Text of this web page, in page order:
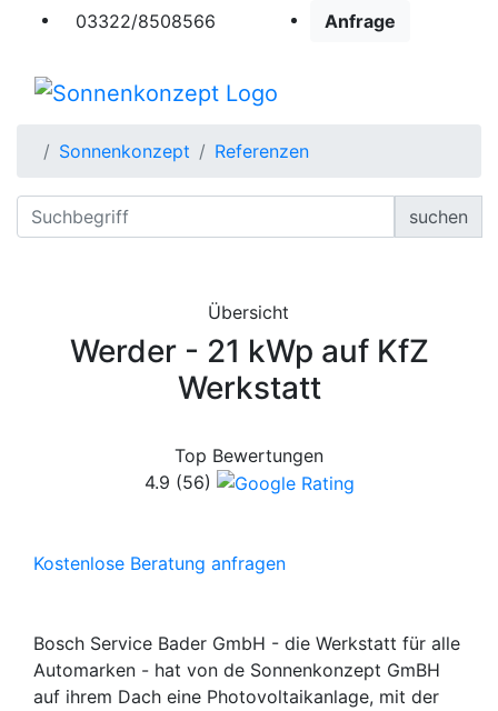
03322/8508566 Anfrage
Sonnenkonzept Referenzen
suchen
Übersicht
Werder - 21 kWp auf KfZ
Werkstatt
Top Bewertungen
4.9 (56)
Kostenlose Beratung anfragen
Bosch Service Bader GmbH - die Werkstatt für alle
Automarken - hat von de Sonnenkonzept GmBH
auf ihrem Dach eine Photovoltaikanlage, mit der